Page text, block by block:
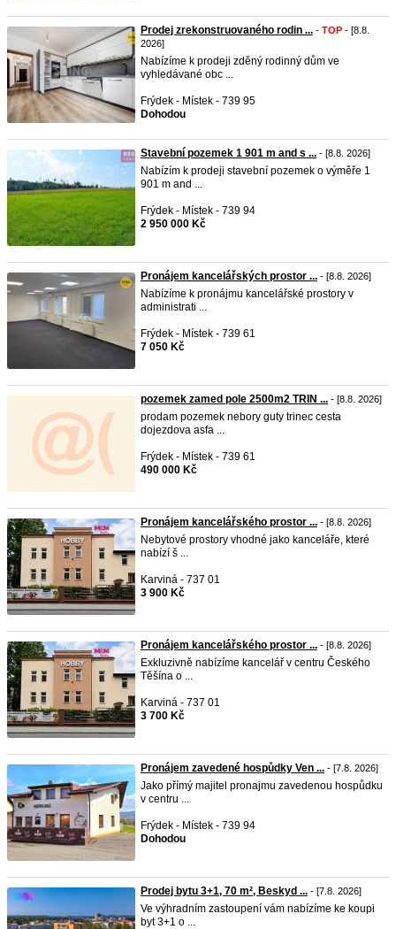
Prodej zrekonstruovaného rodin ... - TOP - [8.8.
2026]
Nabízíme k prodeji zděný rodinný dům ve
vyhledávané obc ...
Frýdek - Místek - 739 95
Dohodou
Stavební pozemek 1 901 m and s ... - [8.8. 2026]
Nabízím k prodeji stavební pozemek o výměře 1
901 m and ...
Frýdek - Místek - 739 94
2 950 000 Kč
Pronájem kancelářských prostor ... - [8.8. 2026]
Nabízíme k pronájmu kancelářské prostory v
administrati ...
Frýdek - Místek - 739 61
7 050 Kč
pozemek zamed pole 2500m2 TRIN ... - [8.8. 2026]
prodam pozemek nebory guty trinec cesta
dojezdova asfa ...
Frýdek - Místek - 739 61
490 000 Kč
Pronájem kancelářského prostor ... - [8.8. 2026]
Nebytové prostory vhodné jako kanceláře, které
nabízí š ...
Karviná - 737 01
3 900 Kč
Pronájem kancelářského prostor ... - [8.8. 2026]
Exkluzivně nabízíme kancelář v centru Českého
Těšína o ...
Karviná - 737 01
3 700 Kč
Pronájem zavedené hospůdky Ven ... - [7.8. 2026]
Jako přímý majitel pronajmu zavedenou hospůdku
v centru ...
Frýdek - Místek - 739 94
Dohodou
Prodej bytu 3+1, 70 m², Beskyd ... - [7.8. 2026]
Ve výhradním zastoupení vám nabízíme ke koupi
byt 3+1 o ...